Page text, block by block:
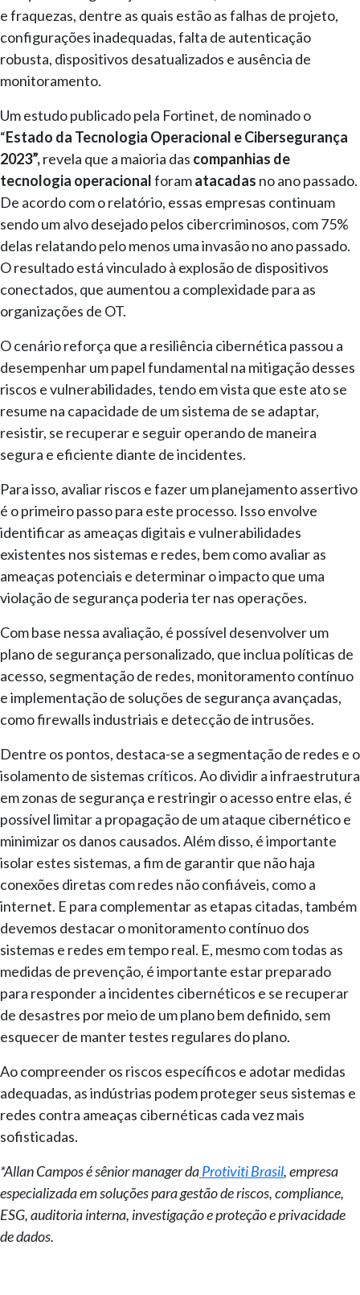
e fraquezas, dentre as quais estão as falhas de projeto,
configurações inadequadas, falta de autenticação
robusta, dispositivos desatualizados e ausência de
monitoramento.
Um estudo publicado pela Fortinet, de nominado o
“Estado da Tecnologia Operacional e Cibersegurança
2023”,revela que a maioria das companhias de
tecnologia operacionalforamatacadas no ano passado.
De acordo com o relatório, essas empresas continuam
sendo um alvo desejado pelos cibercriminosos, com 75%
delas relatando pelo menos uma invasão no ano passado.
O resultado está vinculado à explosão de dispositivos
conectados, que aumentou a complexidade para as
organizações de OT.
O cenário reforça que a resiliência cibernética passou a
desempenhar um papel fundamental na mitigação desses
riscos e vulnerabilidades, tendo em vista que este ato se
resume na capacidade de um sistema de se adaptar,
resistir, se recuperar e seguir operando de maneira
segura e eficiente diante de incidentes.
Para isso, avaliar riscos e fazer um planejamento assertivo
é o primeiro passo para este processo. Isso envolve
identificar as ameaças digitais e vulnerabilidades
existentes nos sistemas e redes, bem como avaliar as
ameaças potenciais e determinar o impacto que uma
violação de segurança poderia ter nas operações.
Com base nessa avaliação, é possível desenvolver um
plano de segurança personalizado, que inclua políticas de
acesso, segmentação de redes, monitoramento contínuo
e implementação de soluções de segurança avançadas,
como firewalls industriais e detecção de intrusões.
Dentre os pontos, destaca-se a segmentação de redes e o
isolamento de sistemas críticos. Ao dividir a infraestrutura
em zonas de segurança e restringir o acesso entre elas, é
possível limitar a propagação de um ataque cibernético e
minimizar os danos causados. Além disso, é importante
isolar estes sistemas, a fim de garantir que não haja
conexões diretas com redes não confiáveis, como a
internet. E para complementar as etapas citadas, também
devemos destacar o monitoramento contínuo dos
sistemas e redes em tempo real. E, mesmo com todas as
medidas de prevenção, é importante estar preparado
para responder a incidentes cibernéticos e se recuperar
de desastres por meio de um plano bem definido, sem
esquecer de manter testes regulares do plano.
Ao compreender os riscos específicos e adotar medidas
adequadas, as indústrias podem proteger seus sistemas e
redes contra ameaças cibernéticas cada vez mais
sofisticadas.
*Allan Campos é sênior manager daProtiviti Brasil, empresa
especializada em soluções para gestão de riscos, compliance,
ESG, auditoria interna, investigação e proteção e privacidade
de dados.